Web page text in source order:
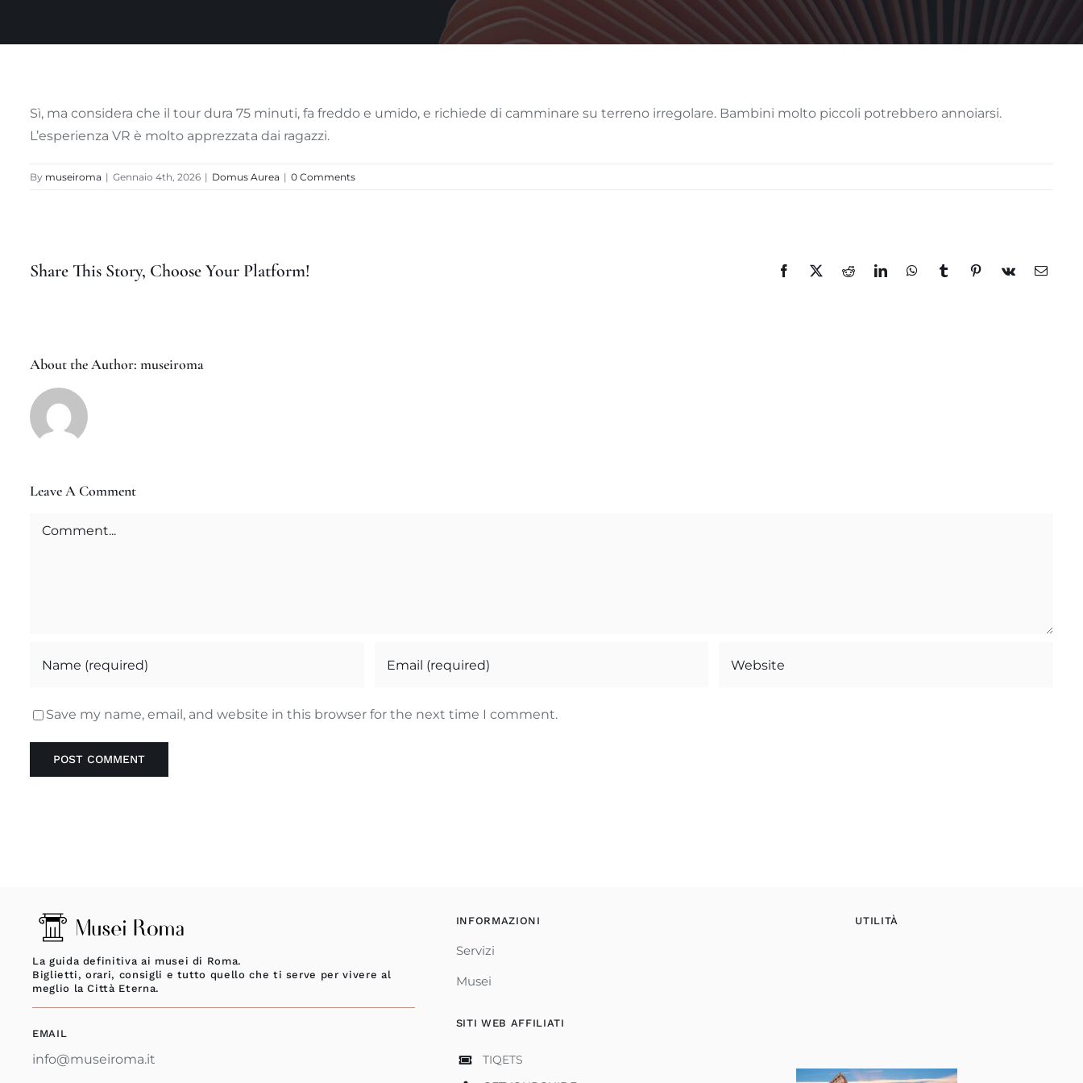
Sì, ma considera che il tour dura 75 minuti, fa freddo e umido, e richiede di camminare su terreno irregolare. Bambini molto piccoli potrebbero annoiarsi.
L’esperienza VR è molto apprezzata dai ragazzi.
By museiroma | Gennaio 4th, 2026 | Domus Aurea | 0 Comments
Share This Story, Choose Your Platform! Facebook
X RedditLinkedInWhatsAppTumblrPinterest
Vk Email
About the Author: museiroma
Leave A Comment
Comment
Save my name, email, and website in this browser for the next time I comment.
La guida definitiva ai musei di Roma.
Biglietti, orari, consigli e tutto quello che ti serve per vivere al
meglio la Città Eterna.
EMAIL
info@museiroma.it
INFORMAZIONI
Servizi
Musei
SITI WEB AFFILIATI
TIQETS
UTILITÀ